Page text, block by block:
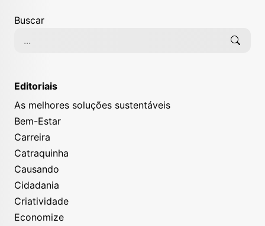
Buscar
Editoriais
As melhores soluções sustentáveis
Bem-Estar
Carreira
Catraquinha
Causando
Cidadania
Criatividade
Economize